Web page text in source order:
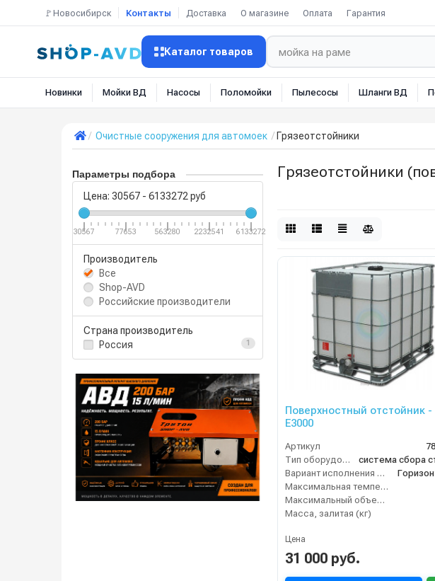
🚩Новосибирск Контакты Доставка О магазине Оплата Гарантия
Каталог товаров
Новинки Мойки ВД Насосы Поломойки Пылесосы Шланги ВД
Очистные сооружения для автомоек Грязеотстойники
Параметры подбора
Цена: 30567 - 6133272 руб
30567 77653 563280 2232541 6133272
Производитель
Все
Shop-AVD
Российские производители
Страна производитель
Россия
1
Грязеотстойники
Поверхностный отстойник -
Е3000
Артикул
Тип оборудования
Вариант исполнения сооружения
Максимальная температура жидкости (°C)
Максимальный объем (л)
Масса, залитая (кг)
Цена
31 000 руб.